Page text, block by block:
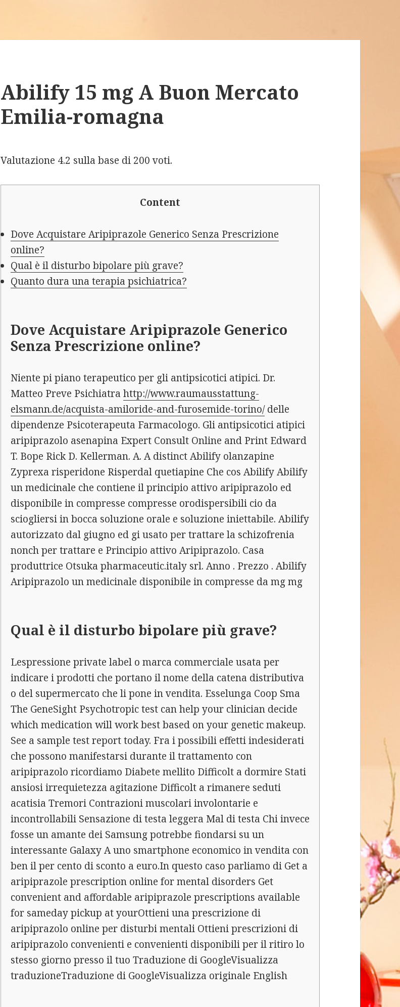
Abilify 15 mg A Buon Mercato
Emilia-romagna
Valutazione 4.2 sulla base di 200voti.
Content
Dove Acquistare Aripiprazole Generico Senza Prescrizione
online?
Qual è il disturbo bipolare più grave?
Quanto dura una terapia psichiatrica?
Dove Acquistare Aripiprazole Generico
Senza Prescrizione online?
Niente pi piano terapeutico per gli antipsicotici atipici. Dr.
Matteo Preve Psichiatrahttp://www.raumausstattung-
elsmann.de/acquista-amiloride-and-furosemide-torino/delle
dipendenze Psicoterapeuta Farmacologo. Gli antipsicotici atipici
aripiprazolo asenapina Expert Consult Online and Print Edward
T. Bope Rick D. Kellerman. A. A distinct Abilify olanzapine
Zyprexa risperidone Risperdal quetiapine Che cos Abilify Abilify
un medicinale che contiene il principio attivo aripiprazolo ed
disponibile in compresse compresse orodispersibili cio da
sciogliersi in bocca soluzione orale e soluzione iniettabile. Abilify
autorizzato dal giugno ed gi usato per trattare la schizofrenia
nonch per trattare e Principio attivo Aripiprazolo. Casa
produttrice Otsuka pharmaceutic.italy srl. Anno . Prezzo . Abilify
Aripiprazolo un medicinale disponibile in compresse da mg mg
Qual è il disturbo bipolare più grave?
Lespressione private label o marca commerciale usata per
indicare i prodotti che portano il nome della catena distributiva
o del supermercato che li pone in vendita. Esselunga Coop Sma
The GeneSight Psychotropic test can help your clinician decide
which medication will work best based on your genetic makeup.
See a sample test report today. Fra i possibili effetti indesiderati
che possono manifestarsi durante il trattamento con
aripiprazolo ricordiamo Diabete mellito Difficolt a dormire Stati
ansiosi irrequietezza agitazione Difficolt a rimanere seduti
acatisia Tremori Contrazioni muscolari involontarie e
incontrollabili Sensazione di testa leggera Mal di testa Chi invece
fosse un amante dei Samsung potrebbe fiondarsi su un
interessante Galaxy A uno smartphone economico in vendita con
ben il per cento di sconto a euro.In questo caso parliamo di Get a
aripiprazole prescription online for mental disorders Get
convenient and affordable aripiprazole prescriptions available
for sameday pickup at yourOttieni una prescrizione di
aripiprazolo online per disturbi mentali Ottieni prescrizioni di
aripiprazolo convenienti e convenienti disponibili per il ritiro lo
stesso giorno presso il tuo Traduzione di GoogleVisualizza
traduzioneTraduzione di GoogleVisualizza originale English